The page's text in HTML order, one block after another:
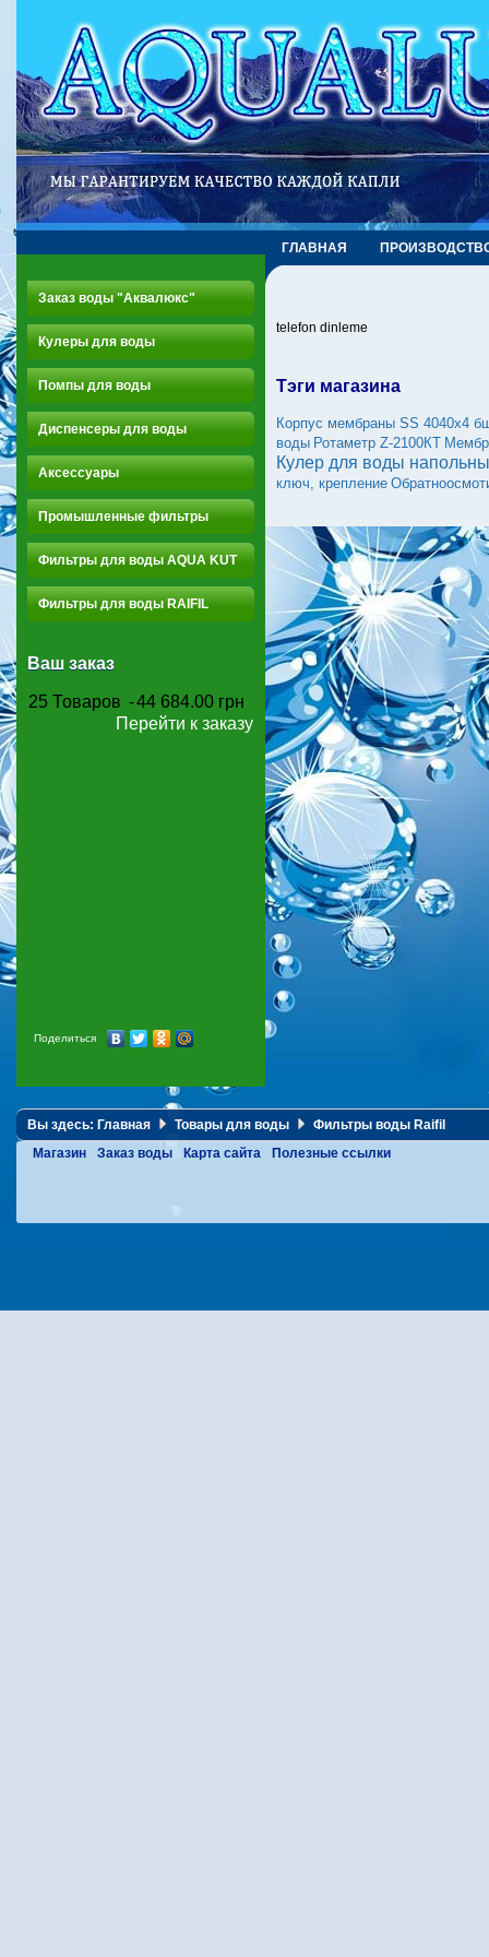
ГЛАВНАЯ
Заказ воды "Аквалюкс"
Кулеры для воды
Помпы для воды
Диспенсеры для воды
Аксессуары
Промышленные фильтры
Фильтры для воды AQUA KUT
Фильтры для воды RAIFIL
Ваш заказ
25 Товаров -44 684.00 грн
Перейти к заказу
Поделиться
telefon dinleme
Тэги магазина
Корпус мембраны SS 4040х4
воды Ротаметр Z-2100КТ
Кулер для воды
ключ, крепление
Вы здесь: Главная Товары для воды
Фильтры воды Raifil
Магазин
Заказ воды Карта сайта Полезные ссылки